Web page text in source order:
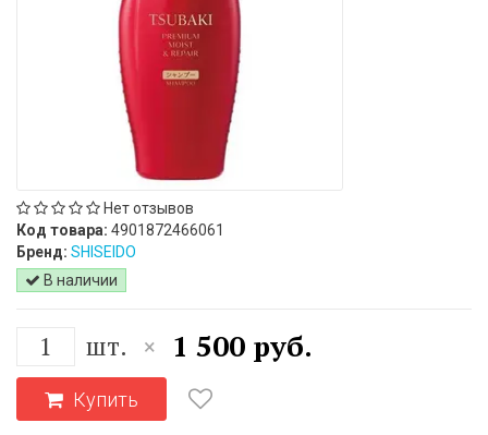
Нет отзывов
Код товара: 4901872466061
Бренд: SHISEIDO
В наличии
шт. × 1 500 руб.
Купить